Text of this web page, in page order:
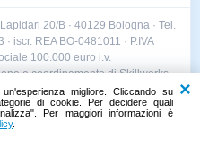
migliore. Cliccando su
di cookie. Per decidere quali
Per maggiori informazioni è
.
20/B · 40129 Bologna · Tel.
· iscr. REA BO-0481011 · P.IVA
100.000 euro i.v.
e coordinamento di Skillworks
Emanuele II 28 · Roncadelle (BS)